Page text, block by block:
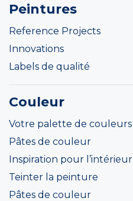
Peintures
Reference Projects
Innovations
Labels de qualité
Couleur
Votre palette de couleurs
Pâtes de couleur
Inspiration pour l’intérieur
Teinter la peinture
Pâtes de couleur